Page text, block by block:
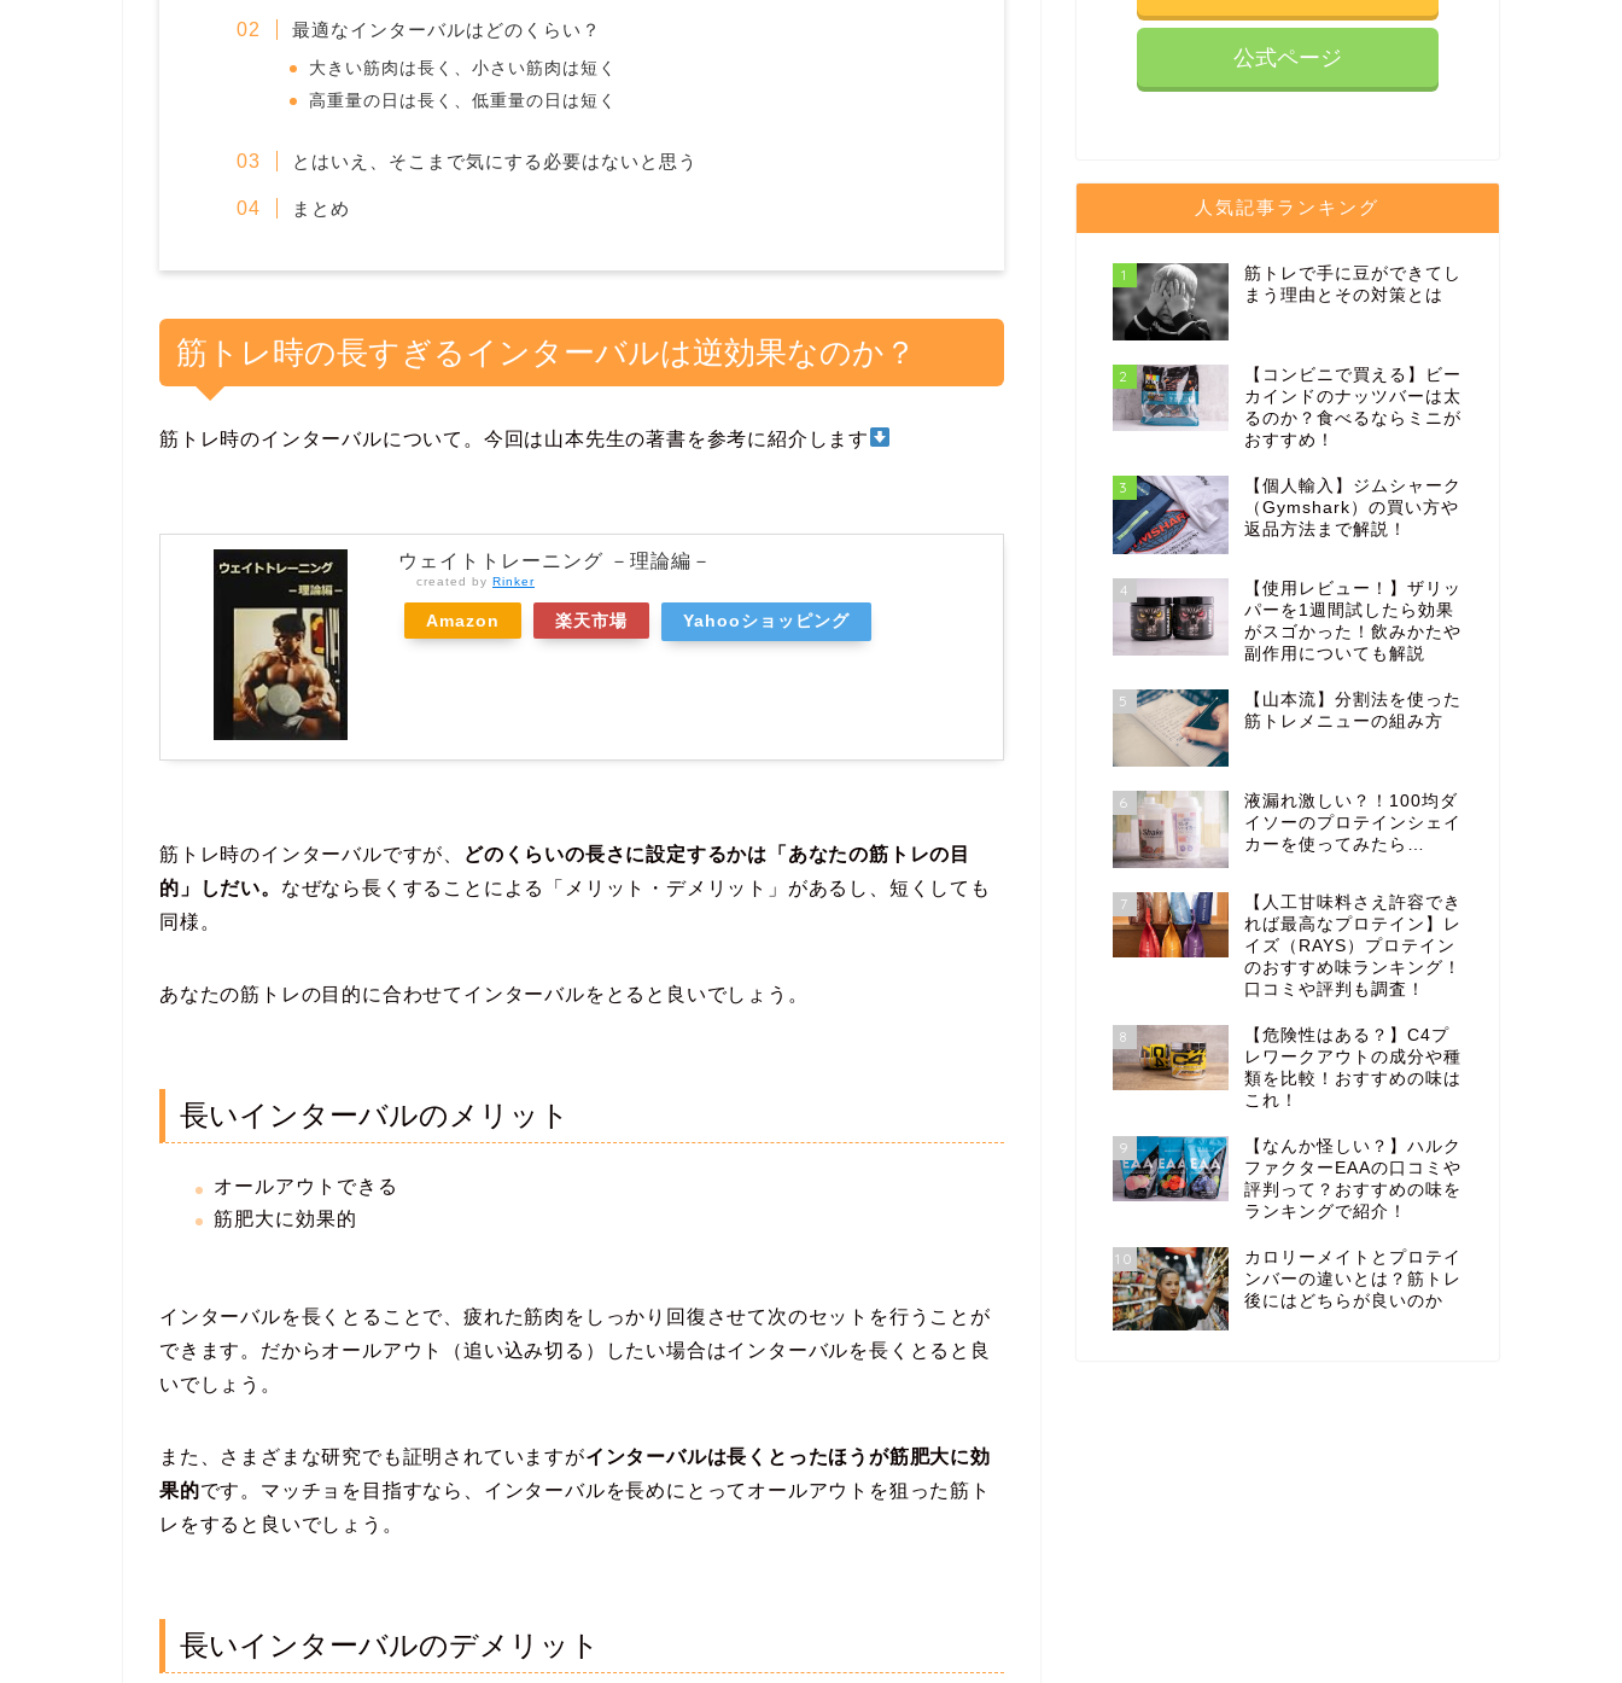
最適なインターバルはどのくらい？
大きい筋肉は長く、小さい筋肉は短く
高重量の日は長く、低重量の日は短く
とはいえ、そこまで気にする必要はないと思う
まとめ
筋トレ時の長すぎるインターバルは逆効果なのか？
筋トレ時のインターバルについて。今回は山本先生の著書を参考に紹介します
ウェイトトレーニング －理論編－
created by Rinker
Amazon 楽天市場 Yahooショッピング
筋トレ時のインターバルですが、
どのくらいの長さに設定するかは「あなたの筋トレの目
的」しだい。 なぜなら長くすることによる「メリット・デメリット」があるし、短くしても
同様。
あなたの筋トレの目的に合わせてインターバルをとると良いでしょう。
長いインターバルのメリット
オールアウトできる
筋肥大に効果的
インターバルを長くとることで、疲れた筋肉をしっかり回復させて次のセットを行うことが
できます。だからオールアウト（追い込み切る）したい場合はインターバルを長くとると良
いでしょう。
また、さまざまな研究でも証明されていますがインターバルは長くとったほうが筋肥大に効
果的です。マッチョを目指すなら、インターバルを長めにとってオールアウトを狙った筋ト
レをすると良いでしょう。
長いインターバルのデメリット
公式ページ
人気記事ランキング
1
筋トレで手に豆ができてし
まう理由とその対策とは
2
【コンビニで買える】ビー
カインドのナッツバーは太
るのか？食べるならミニが
おすすめ！
3
【個人輸入】ジムシャーク
（Gymshark）の買い方や
返品方法まで解説！
4
【使用レビュー！】ザリッ
パーを1週間試したら効果
がスゴかった！飲みかたや
副作用についても解説
5
【山本流】分割法を使った
筋トレメニューの組み方
6
液漏れ激しい？！100均ダ
イソーのプロテインシェイ
カーを使ってみたら…
7
【人工甘味料さえ許容でき
れば最高なプロテイン】レ
イズ（RAYS）プロテイン
のおすすめ味ランキング！
口コミや評判も調査！
8
【危険性はある？】C4プ
レワークアウトの成分や種
類を比較！おすすめの味は
これ！
9
【なんか怪しい？】ハルク
ファクターEAAの口コミや
評判って？おすすめの味を
ランキングで紹介！
10
カロリーメイトとプロテイ
ンバーの違いとは？筋トレ
後にはどちらが良いのか